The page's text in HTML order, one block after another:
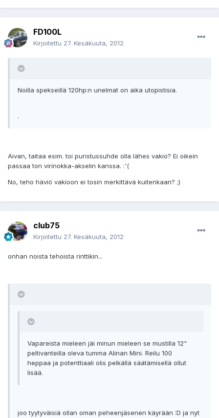
FD100L
Kirjoitettu 27. Kesäkuuta, 2012
Noilla spekseillä 120hp:n unelmat on aika utopistisia.
.
Aivan, taitaa esim. toi puristussuhde olla lähes vakio? Ei oikein
passaa ton virinokka-akselin kanssa. :'(
No, teho häviö vakioon ei tosin merkittävä kuitenkaan? ;)
club75
Kirjoitettu 27. Kesäkuuta, 2012
onhan noista tehoista rinttikin...
Vapareista mieleen jäi minun mieleen se mustilla 12"
peltivanteilla oleva tumma Alinan Mini. Reilu 100
heppaa ja potenttiaali olis pelkällä säätämisellä ollut
lisää.
joo tyytyväisiä ollan oman peheenjäsenen käyrään :D ja nyt